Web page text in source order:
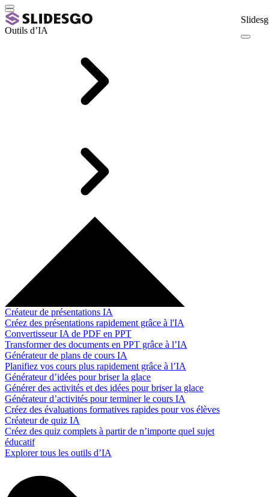
Outils d’IA
Créateur de présentations IA
Créez des présentations rapidement grâce à l'IA
Convertisseur IA de PDF en PPT
Transformer des documents en PPT grâce à l’IA
Générateur de plans de cours IA
Planifiez vos cours plus rapidement grâce à l’IA
Générateur d’idées pour briser la glace
Générer des activités et des idées pour briser la glace
Générateur d’activités pour terminer le cours IA
Créez des évaluations formatives rapides pour vos élèves
Créateur de quiz IA
Créez des quiz complets à partir de n’importe quel sujet
éducatif
Explorer tous les outils d’IA